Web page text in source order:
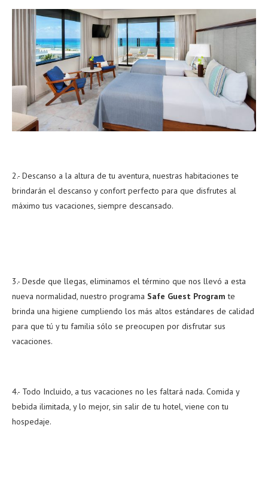
2.- Descanso a la altura de tu aventura, nuestras habitaciones te
brindarán el descanso y confort perfecto para que disfrutes al
máximo tus vacaciones, siempre descansado.
3.- Desde que llegas, eliminamos el término que nos llevó a esta
nueva normalidad, nuestro programa Safe Guest Program te
brinda una higiene cumpliendo los más altos estándares de calidad
para que tú y tu familia sólo se preocupen por disfrutar sus
vacaciones.
4.- Todo Incluido, a tus vacaciones no les faltará nada. Comida y
bebida ilimitada, y lo mejor, sin salir de tu hotel, viene con tu
hospedaje.